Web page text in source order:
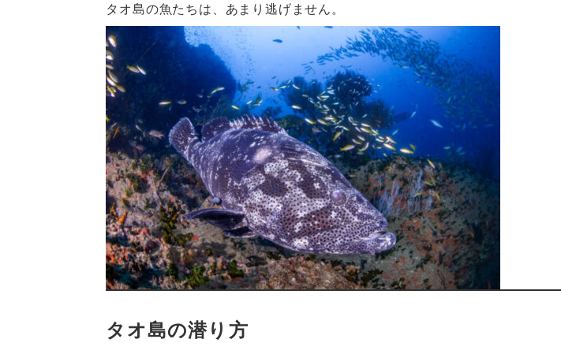
タオ島の魚たちは、あまり逃げません。
タオ島の潜り方